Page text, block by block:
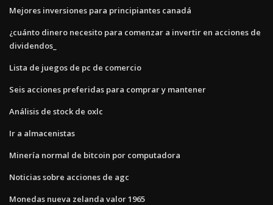
Mejores inversiones para principiantes canadá
¿cuánto dinero necesito para comenzar a invertir en acciones de
dividendos_
Lista de juegos de pc de comercio
Seis acciones preferidas para comprar y mantener
Análisis de stock de oxlc
Ir a almacenistas
Minería normal de bitcoin por computadora
Noticias sobre acciones de agc
Monedas nueva zelanda valor 1965